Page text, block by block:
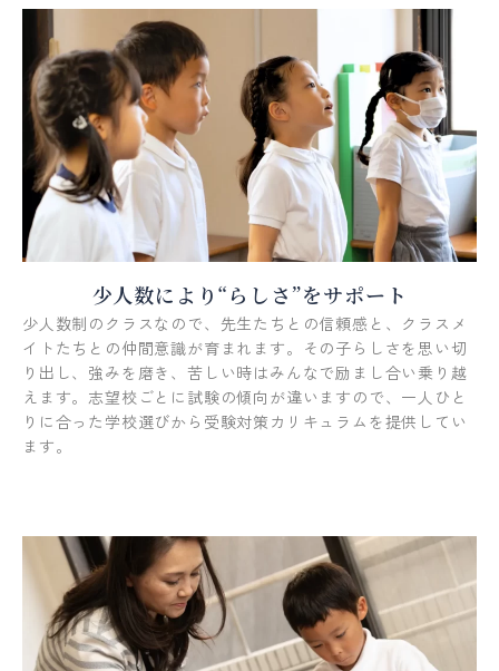
少人数により“らしさ”をサポート
少人数制のクラスなので、先生たちとの信頼感と、クラスメ
イトたちとの仲間意識が育まれます。その子らしさを思い切
り出し、強みを磨き、苦しい時はみんなで励まし合い乗り越
えます。志望校ごとに試験の傾向が違いますので、一人ひと
りに合った学校選びから受験対策カリキュラムを提供してい
ます。